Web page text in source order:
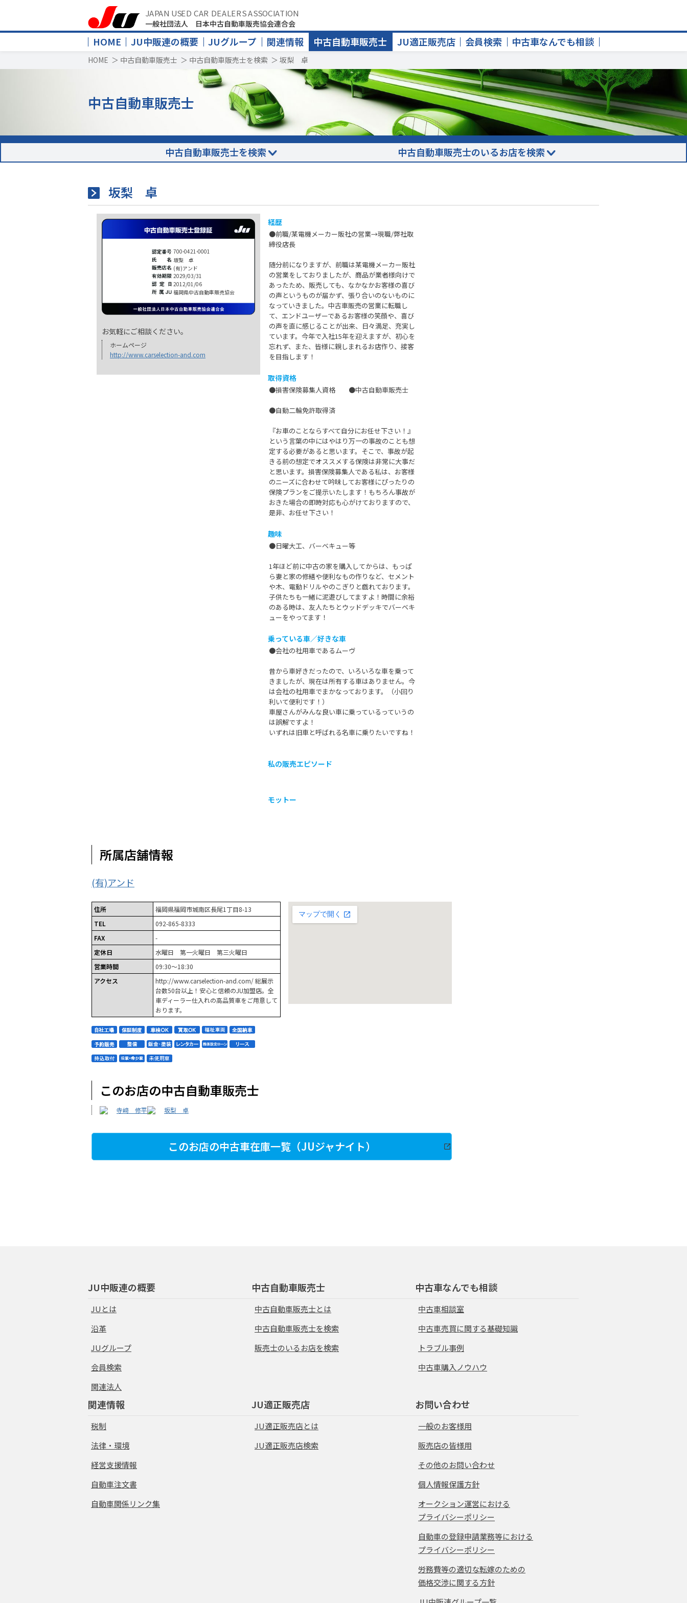
JAPAN USED CAR DEALERS ASSOCIATION
一般社団法人 日本中古自動車販売協会連合会
HOME JU中販連の概要 JUグループ 関連情報 中古自動車販売士 JU適正販売店 会員検索 中古車なんでも相談
HOME ＞ 中古自動車販売士 ＞ 中古自動車販売士を検索 ＞ 坂梨 卓
中古自動車販売士
中古自動車販売士を検索 中古自動車販売士のいるお店を検索
坂梨 卓
700-0421-0001
坂梨 卓
(有)アンド
2029/03/31
2012/01/06
福岡県中古自動車販売協会
お気軽にご相談ください。
ホームページ
http://www.carselection-and.com
経歴
●前職/某電機メーカー販社の営業→現職/弊社取
締役店長
随分前になりますが、前職は某電機メーカー販社
の営業をしておりましたが、商品が業者様向けで
あったため、販売しても、なかなかお客様の喜び
の声というものが届かず、張り合いのないものに
なっていきました。中古車販売の営業に転職し
て、エンドユーザーであるお客様の笑顔や、喜び
の声を直に感じることが出来、日々満足、充実し
ています。今年で入社15年を迎えますが、初心を
忘れず、また、皆様に親しまれるお店作り、接客
を目指します！
取得資格
●損害保険募集人資格 ●中古自動車販売士
●自動二輪免許取得済
『お車のことならすべて自分にお任せ下さい！』
という言葉の中にはやはり万一の事故のことも想
定する必要があると思います。そこで、事故が起
きる前の想定でオススメする保険は非常に大事だ
と思います。損害保険募集人である私は、お客様
のニーズに合わせて吟味してお客様にぴったりの
保険プランをご提示いたします！もちろん事故が
おきた場合の即時対応も心がけておりますので、
是非、お任せ下さい！
趣味
●日曜大工、バーベキュー等
1年ほど前に中古の家を購入してからは、もっぱ
ら妻と家の修繕や便利なもの作りなど、セメント
や木、電動ドリルやのこぎりと戯れております。
子供たちも一緒に泥遊びしてますよ！時間に余裕
のある時は、友人たちとウッドデッキでバーベキ
ューをやってます！
乗っている車／好きな車
●会社の社用車であるムーヴ
昔から車好きだったので、いろいろな車を乗って
きましたが、現在は所有する車はありません。今
は会社の社用車でまかなっております。（小回り
利いて便利です！）
車屋さんがみんな良い車に乗っているっていうの
は誤解ですよ！
いずれは旧車と呼ばれる名車に乗りたいですね！
私の販売エピソード
モットー
所属店舗情報
(有)アンド
住所
福岡県福岡市城南区長尾1丁目8-13
TEL
092-865-8333
FAX
-
定休日
水曜日 第一火曜日 第三火曜日
営業時間
09:30～18:30
アクセス
http://www.carselection-and.com/ 総展示
台数50台以上！安心と信頼のJU加盟店。全
車ディーラー仕入れの高品質車をご用意して
おります。
このお店の中古自動車販売士
寺﨑 修平 坂梨 卓
このお店の中古車在庫一覧（JUジャナイト）
JU中販連の概要
JUとは
沿革
JUグループ
会員検索
関連法人
中古自動車販売士
中古自動車販売士とは
中古自動車販売士を検索
販売士のいるお店を検索
中古車なんでも相談
中古車相談室
中古車売買に関する基礎知識
トラブル事例
中古車購入ノウハウ
関連情報
税制
法律・環境
経営支援情報
自動車注文書
自動車関係リンク集
JU適正販売店
JU適正販売店とは
JU適正販売店検索
お問い合わせ
一般のお客様用
販売店の皆様用
その他のお問い合わせ
個人情報保護方針
オークション運営における
プライバシーポリシー
自動車の登録申請業務等における
プライバシーポリシー
労務費等の適切な転嫁のための
価格交渉に関する方針